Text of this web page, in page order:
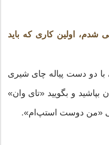
شدم، اولین کاری که باید
با دو دست پیاله چای شیری
بپاشید و بگویید «تای وان»
«من دوست استپ‌ام».